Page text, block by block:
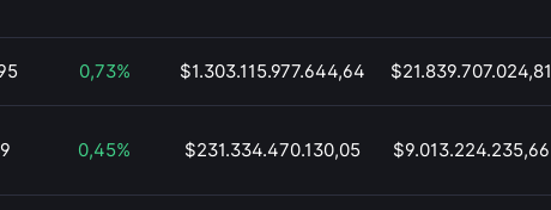
0,73% $1.303.115.977.644,64 $21.839.707.024,81
0,45% $231.334.470.130,05 $9.013.224.235,66